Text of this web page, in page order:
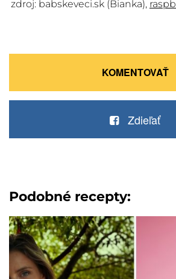
zdroj: babskeveci.sk (Bianka),
KOMENTOVAŤ
Zdieľať
Podobné recepty: